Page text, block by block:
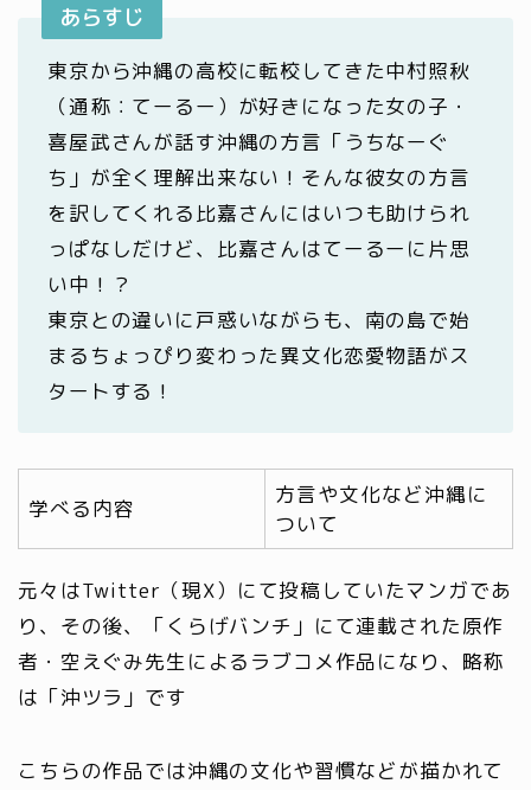
あらすじ
東京から沖縄の高校に転校してきた中村照秋
（通称：てーるー）が好きになった女の子・
喜屋武さんが話す沖縄の方言「うちなーぐ
ち」が全く理解出来ない！そんな彼女の方言
を訳してくれる比嘉さんにはいつも助けられ
っぱなしだけど、比嘉さんはてーるーに片思
い中！？
東京との違いに戸惑いながらも、南の島で始
まるちょっぴり変わった異文化恋愛物語がス
タートする！
学べる内容
方言や文化など沖縄に
ついて
元々はTwitter（現X）にて投稿していたマンガであ
り、その後、「くらげバンチ」にて連載された原作
者・空えぐみ先生によるラブコメ作品になり、略称
は「沖ツラ」です
こちらの作品では沖縄の文化や習慣などが描かれて